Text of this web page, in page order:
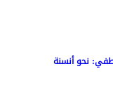
نحو أنسنة